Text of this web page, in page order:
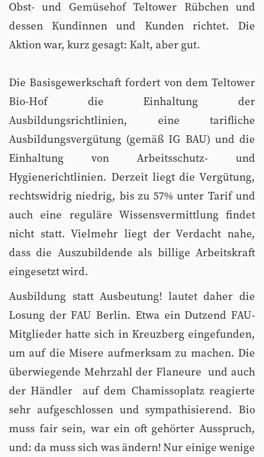
Obst- und Gemüsehof Teltower Rübchen und
dessen Kundinnen und Kunden richtet. Die
Aktion war, kurz gesagt: Kalt, aber gut.
Die Basisgewerkschaft fordert von dem Teltower
Bio-Hof die Einhaltung der
Ausbildungsrichtlinien, eine tarifliche
Ausbildungsvergütung (gemäß IG BAU) und die
Einhaltung von Arbeitsschutz- und
Hygienerichtlinien. Derzeit liegt die Vergütung,
rechtswidrig niedrig, bis zu 57% unter Tarif und
auch eine reguläre Wissensvermittlung findet
nicht statt. Vielmehr liegt der Verdacht nahe,
dass die Auszubildende als billige Arbeitskraft
eingesetzt wird.
Ausbildung statt Ausbeutung! lautet daher die
Losung der FAU Berlin. Etwa ein Dutzend FAU-
Mitglieder hatte sich in Kreuzberg eingefunden,
um auf die Misere aufmerksam zu machen. Die
überwiegende Mehrzahl der Flaneure  und auch
der Händler  auf dem Chamissoplatz reagierte
sehr aufgeschlossen und sympathisierend. Bio
muss fair sein, war ein oft gehörter Ausspruch,
und: da muss sich was ändern! Nur einige wenige